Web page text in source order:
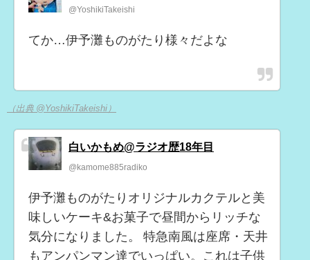
@YoshikiTakeishi
てか…伊予灘ものがたり様々だよな
（出典 @YoshikiTakeishi）
白いかもめ@ラジオ歴18年目
@kamome885radiko
伊予灘ものがたりオリジナルカクテルと美
味しいケーキ&お菓子で昼間からリッチな
気分になりました。 特急南風は座席・天井
もアンパンマン達でいっぱい。これは子供